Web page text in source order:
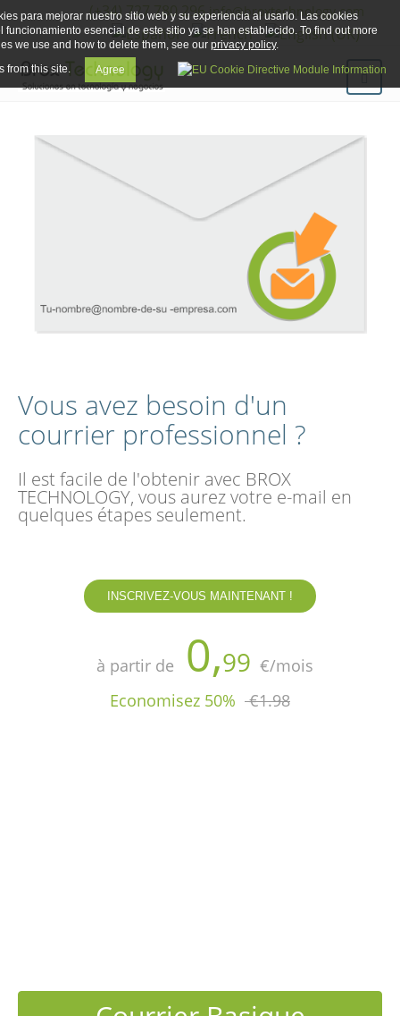
(+34) 727 780 296info@broxtechnology.com
Vous avez besoin d'un
courrier professionnel ?
Il est facile de l'obtenir avec BROX
TECHNOLOGY, vous aurez votre e-mail en
quelques étapes seulement.
INSCRIVEZ-VOUS MAINTENANT !
à partir de 0,99 €/mois
Economisez 50% €1.98
para mejorar nuestro sitio web y su experiencia al usarlo. Las cookies
funcionamiento esencial de este sitio ya se han establecido. To find out more
we use and how to delete them, see our privacy policy.
from this site.
Agree